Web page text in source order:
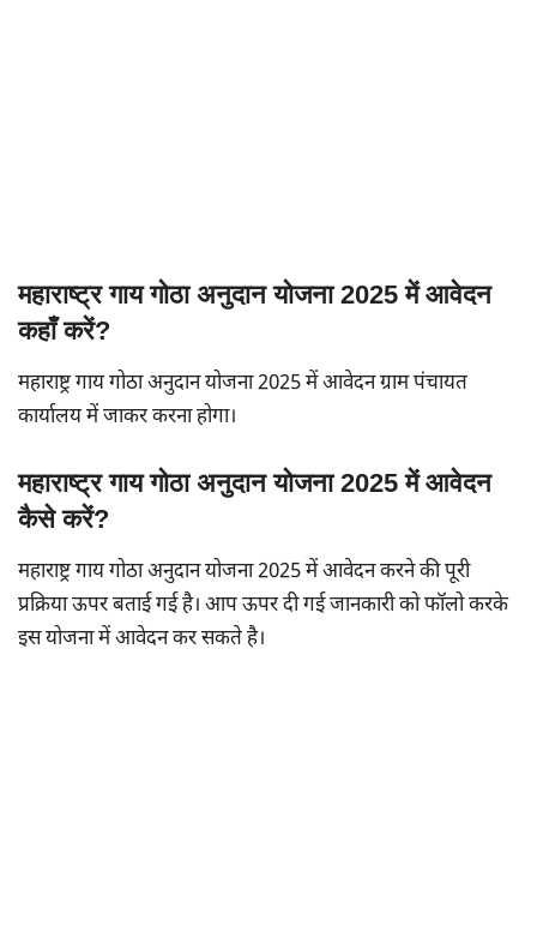
महाराष्ट्र गाय गोठा अनुदान योजना 2025 में आवेदन
कहाँ करें?
महाराष्ट्र गाय गोठा अनुदान योजना 2025 में आवेदन ग्राम पंचायत
कार्यालय में जाकर करना होगा।
महाराष्ट्र गाय गोठा अनुदान योजना 2025 में आवेदन
कैसे करें?
महाराष्ट्र गाय गोठा अनुदान योजना 2025 में आवेदन करने की पूरी
प्रक्रिया ऊपर बताई गई है। आप ऊपर दी गई जानकारी को फॉलो करके
इस योजना में आवेदन कर सकते है।